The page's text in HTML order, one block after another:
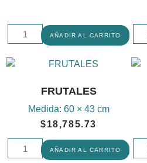
AÑADIR AL CARRITO
FRUTALES
Medida: 60 × 43 cm
$18,785.73
AÑADIR AL CARRITO